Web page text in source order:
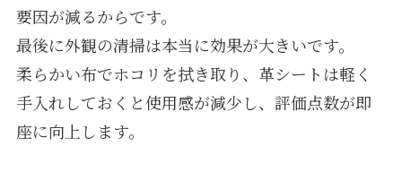
要因が減るからです。
最後に外観の清掃は本当に効果が大きいです。
柔らかい布でホコリを拭き取り、革シートは軽く
手入れしておくと使用感が減少し、評価点数が即
座に向上します。